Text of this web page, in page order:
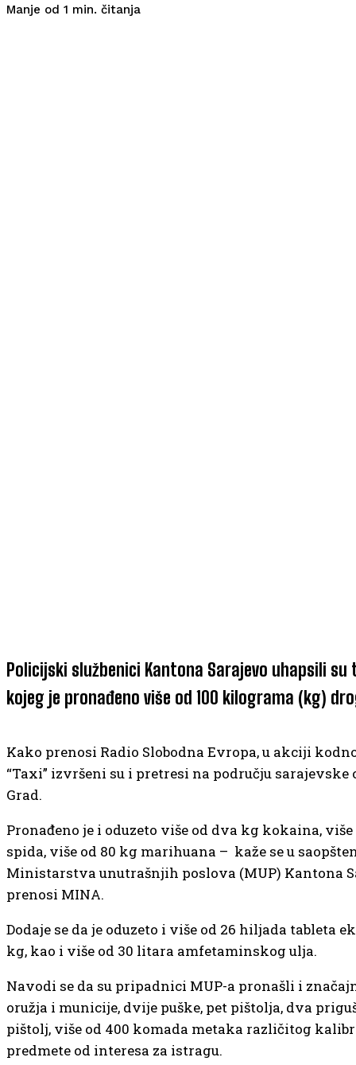
Manje od 1 min. čitanja
Policijski službenici Kantona Sarajevo uhapsili
kojeg je pronađeno više od 100 kilograma (kg)
Kako prenosi Radio Slobodna Evropa, u akciji
“Taxi” izvršeni su i pretresi na području sarajevske
Grad.
Pronađeno je i oduzeto više od dva kg kokaina,
spida, više od 80 kg marihuana – kaže se u
Ministarstva unutrašnjih poslova (MUP) Kantona
prenosi MINA.
Dodaje se da je oduzeto i više od 26 hiljada tableta
kg, kao i više od 30 litara amfetaminskog ulja.
Navodi se da su pripadnici MUP-a pronašli i
oružja i municije, dvije puške, pet pištolja, dva
pištolj, više od 400 komada metaka različitog
predmete od interesa za istragu.